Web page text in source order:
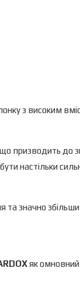
з високим
призводить до
настільки
та значно
як омновний